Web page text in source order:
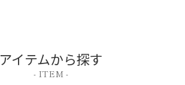
アイテムから探す
- ITEM -